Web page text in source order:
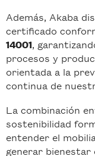
Además, Akaba
certificado
14001,
procesos y
orientada a la
continua de
La combinación
sostenibilidad
entender el
generar bienestar